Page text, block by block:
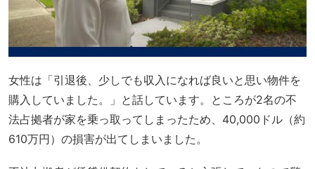
女性は「引退後、少しでも収入になれば良いと思い物件を
購入していました。」と話しています。ところが2名の不
法占拠者が家を乗っ取ってしまったため、40,000ドル（約
610万円）の損害が出てしまいました。